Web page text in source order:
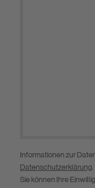
Informationen zur
Datenschutzerklärung
Sie können Ihre